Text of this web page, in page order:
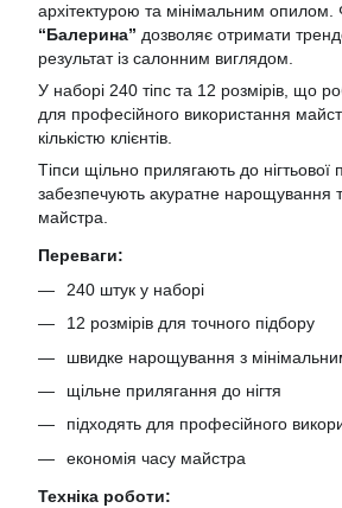
архітектурою та мінімальним
“Балерина” дозволяє отримати
результат із салонним виглядом.
У наборі 240 тіпс та 12 розмірів, що
для професійного використання
кількістю клієнтів.
Тіпси щільно прилягають до нігтьової
забезпечують акуратне нарощування
майстра.
Переваги:
240 штук у наборі
12 розмірів для точного підбору
швидке нарощування з
щільне прилягання до нігтя
підходять для професійного
економія часу майстра
Техніка роботи: